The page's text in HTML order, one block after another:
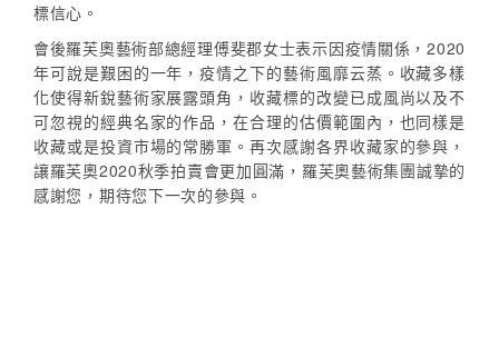
標信心。
會後羅芙奧藝術部總經理傅斐郡女士表示因疫情關係，2020
年可說是艱困的一年，疫情之下的藝術風靡云蒸。收藏多樣
化使得新銳藝術家展露頭角，收藏標的改變已成風尚以及不
可忽視的經典名家的作品，在合理的估價範圍內，也同樣是
收藏或是投資市場的常勝軍。再次感謝各界收藏家的參與，
讓羅芙奧2020秋季拍賣會更加圓滿，羅芙奧藝術集團誠摯的
感謝您，期待您下一次的參與。